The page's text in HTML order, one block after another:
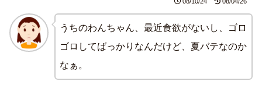
うちのわんちゃん、最近食欲がないし、ゴロ
ゴロしてばっかりなんだけど、夏バテなのか
なぁ。